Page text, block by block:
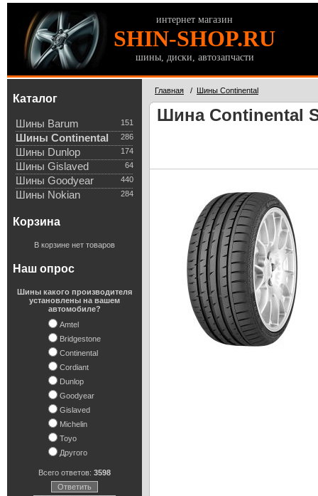
интернет магазин
SHIN-SHOP.RU
шины, диски, автозапчасти
Каталог
151
Шины Barum
286
Шины Continental
174
Шины Dunlop
64
Шины Gislaved
440
Шины Goodyear
284
Шины Nokian
Корзина
В корзине нет товаров
Наш опрос
Шины какого производителя
установлены на вашем
автомобиле?
Amtel
Bridgestone
Continental
Cordiant
Dunlop
Goodyear
Gislaved
Michelin
Toyo
Другого
Всего ответов: 3598
Ответить
Главная / Шины Continental
Шина Continental